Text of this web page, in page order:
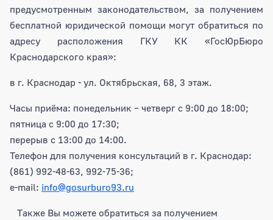
предусмотренным законодательством, за получением
бесплатной юридической помощи могут обратиться по
адресу расположения ГКУ КК «ГосЮрБюро
Краснодарского края»:
в г. Краснодар - ул. Октябрьская, 68, 3 этаж.
Часы приёма: понедельник – четверг с 9:00 до 18:00;
пятница с 9:00 до 17:30;
перерыв с 13:00 до 14:00.
Телефон для получения консультаций в г. Краснодар:
(861) 992-48-63, 992-75-36;
e-mail: info@gosurburo93.ru
Также Вы можете обратиться за получением